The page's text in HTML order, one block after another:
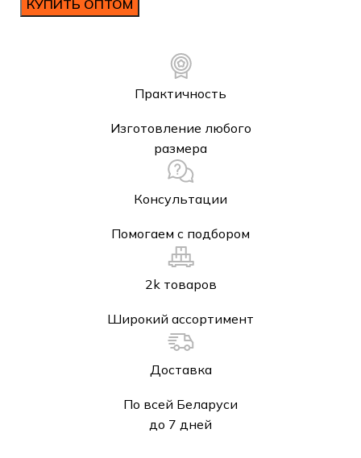
КУПИТЬ ОПТОМ
Практичность
Изготовление любого
размера
Консультации
Помогаем с подбором
2k товаров
Широкий ассортимент
Доставка
По всей Беларуси
до 7 дней